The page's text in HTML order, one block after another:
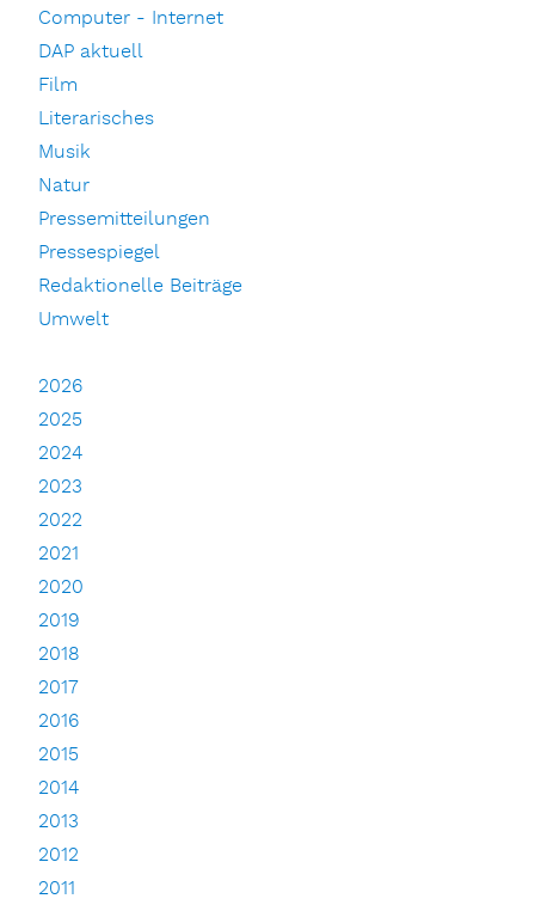
Computer - Internet
DAP aktuell
Film
Literarisches
Musik
Natur
Pressemitteilungen
Pressespiegel
Redaktionelle Beiträge
Umwelt
2026
2025
2024
2023
2022
2021
2020
2019
2018
2017
2016
2015
2014
2013
2012
2011